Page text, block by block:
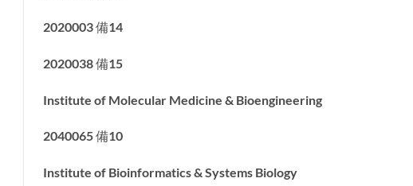
2020003 備14
2020038 備15
Institute of Molecular Medicine & Bioengineering
2040065 備10
Institute of Bioinformatics & Systems Biology